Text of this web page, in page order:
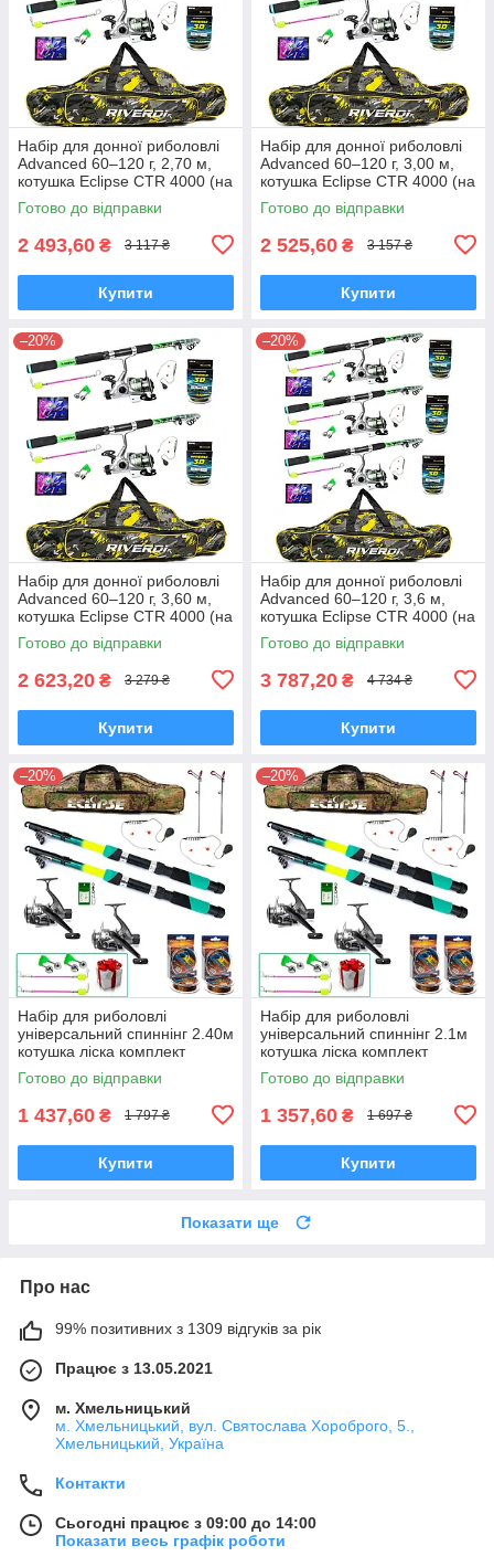
Набір для донної риболовлі
Advanced 60–120 г, 2,70 м,
котушка Eclipse CTR 4000 (на
2 вудилища)
Готово до відправки
2 493,60 ₴ 3 117 ₴
Купити
Набір для донної риболовлі
Advanced 60–120 г, 3,00 м,
котушка Eclipse CTR 4000 (на
2 вудилища)
Готово до відправки
2 525,60 ₴ 3 157 ₴
Купити
–20%
Набір для донної риболовлі
Advanced 60–120 г, 3,60 м,
котушка Eclipse CTR 4000 (на
2 вудилища)
Готово до відправки
2 623,20 ₴ 3 279 ₴
Купити
–20%
Набір для донної риболовлі
Advanced 60–120 г, 3,6 м,
котушка Eclipse CTR 4000 (на
3 вудилища)
Готово до відправки
3 787,20 ₴ 4 734 ₴
Купити
–20%
Набір для риболовлі
універсальний спиннінг 2.40м
котушка ліска комплект
готовий на 2 вудилища
Готово до відправки
1 437,60 ₴ 1 797 ₴
Купити
–20%
Набір для риболовлі
універсальний спиннінг 2.1м
котушка ліска комплект
готовий
Готово до відправки
1 357,60 ₴ 1 697 ₴
Купити
Показати ще
Про нас
99% позитивних з 1309 відгуків за рік
Працює з 13.05.2021
м. Хмельницький
м. Хмельницький, вул. Святослава Хороброго, 5.,
Хмельницький, Україна
Контакти
Сьогодні працює з 09:00 до 14:00
Показати весь графік роботи